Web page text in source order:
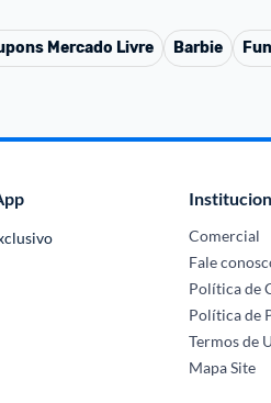
Mercado Livre Barbie
Comercial
Fale
Política de
Política de
Termos de
Mapa Site